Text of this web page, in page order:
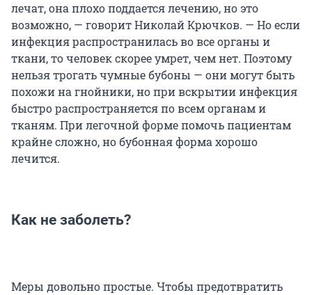
лечат, она плохо поддается лечению, но это
возможно, — говорит Николай Крючков. — Но если
инфекция распространилась во все органы и
ткани, то человек скорее умрет, чем нет. Поэтому
нельзя трогать чумные бубоны — они могут быть
похожи на гнойники, но при вскрытии инфекция
быстро распространяется по всем органам и
тканям. При легочной форме помочь пациентам
крайне сложно, но бубонная форма хорошо
лечится.
Как не заболеть?
Меры довольно простые. Чтобы предотвратить